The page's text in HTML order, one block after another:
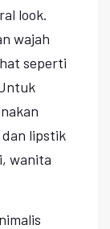
look.
wajah
seperti
lipstik
wanita